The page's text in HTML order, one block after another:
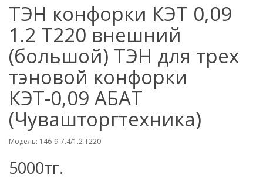
ТЭН конфорки КЭТ 0,09
1.2 Т220 внешний
(большой) ТЭН для трех
тэновой конфорки
КЭТ-0,09 АБАТ
(Чувашторгтехника)
Модель: 146-9-7.4/1.2 Т220
5000тг.